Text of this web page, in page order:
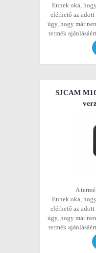
Ennek oka,
elérhető az
úgy, hogy már
termék
SJCAM
A
Ennek oka,
elérhető az
úgy, hogy már
termék